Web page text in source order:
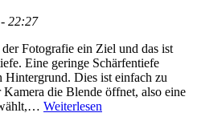
22:27
Fotografie ein Ziel und das ist
Eine geringe Schärfentiefe
Hintergrund. Dies ist einfach zu
die Blende öffnet, also eine
Weiterlesen